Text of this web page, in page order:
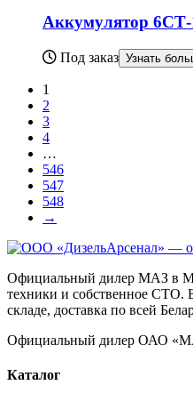
Аккумулятор
Под заказ Узнать
1
2
3
4
…
546
547
548
→
Официальный дилер МАЗ в
техники и собственное СТО.
складе, доставка по всей
Официальный дилер ОАО
Каталог